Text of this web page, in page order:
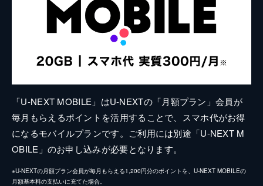
「U-NEXT MOBILE」はU-NEXTの「月額プラン」会員が
毎月もらえるポイントを活用することで、スマホ代がお得
になるモバイルプランです。ご利用には別途「U-NEXT M
OBILE」のお申し込みが必要となります。
※U-NEXTの月額プラン会員が毎月もらえる1,200円分のポイントを、U-NEXT MOBILEの
月額基本料の支払いに充てた場合。